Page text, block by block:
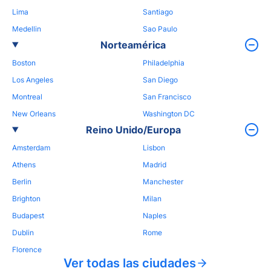
Lima
Medellin
Santiago
Sao Paulo
Norteamérica
Boston
Los Angeles
Montreal
New Orleans
Philadelphia
San Diego
San Francisco
Washington DC
Reino Unido/Europa
Amsterdam
Athens
Berlin
Brighton
Budapest
Dublin
Florence
Lisbon
Madrid
Manchester
Milan
Naples
Rome
Ver todas las ciudades